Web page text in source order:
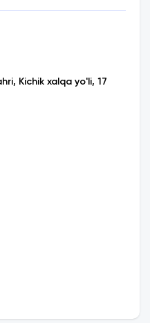
Kichik xalqa yo'li, 17